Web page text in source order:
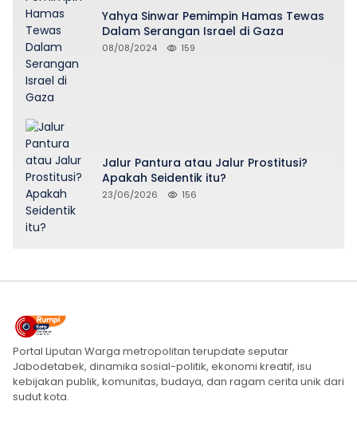
Yahya Sinwar Pemimpin Hamas Tewas
Dalam Serangan Israel di Gaza
08/08/2024 159
Jalur Pantura atau Jalur Prostitusi?
Apakah Seidentik itu?
23/06/2026 156
Portal Liputan Warga metropolitan terupdate seputar
Jabodetabek, dinamika sosial-politik, ekonomi kreatif, isu
kebijakan publik, komunitas, budaya, dan ragam cerita unik dari
sudut kota.